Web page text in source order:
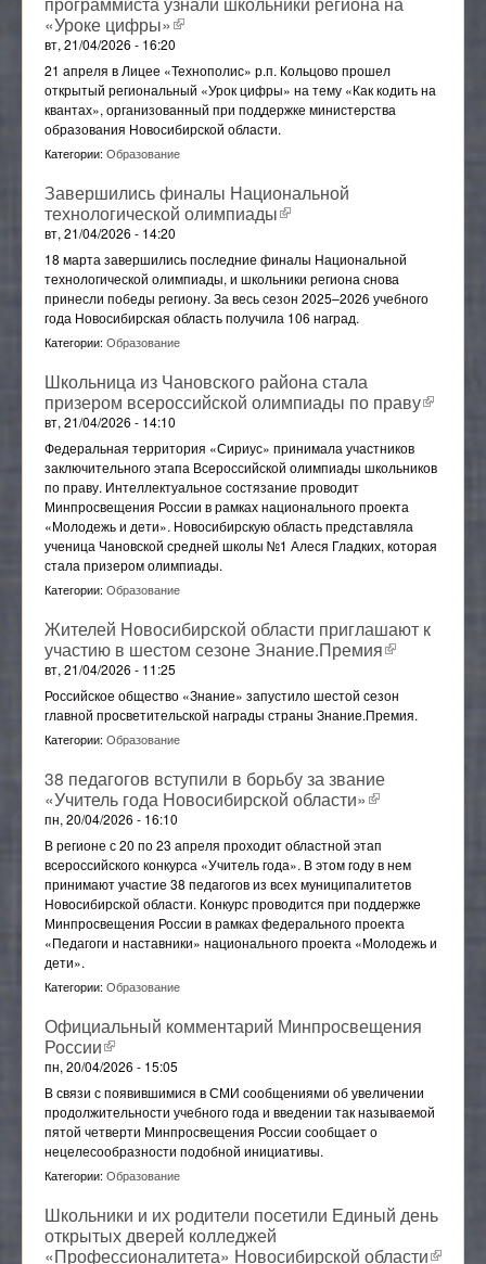
обучающихся
Доступная среда
Международное сотрудничество
Стипендии и иные виды материальной поддержки
обучающихся
Организация питания в образовательной
организации
Ресурсный центр
Социально-психологическая помощь
Отраслевой методический совет
Народный коллектив "ТРИУМФ"
Ветеранская организация
Совет Студентов
Студенческий профсоюз
Профсоюз
Волонтёрский отряд
Студенческий клуб Российского Союза Молодежи
Студенческий спортивный клуб "Локомотив"
Самоорганизация
транспорте
«Уроке цифры»(внешняя ссылка)
вт, 21/04/2026 - 16:20
21 апреля в Лицее «Технополис» р.п. Кольцово прошел
открытый региональный «Урок цифры» на тему «Как кодить на
квантах», организованный при поддержке министерства
образования Новосибирской области.
Категории: Образование
Завершились финалы Национальной
технологической олимпиады(внешняя ссылка)
вт, 21/04/2026 - 14:20
18 марта завершились последние финалы Национальной
технологической олимпиады, и школьники региона снова
принесли победы региону. За весь сезон 2025–2026 учебного
года Новосибирская область получила 106 наград.
Категории: Образование
Школьница из Чановского района стала
призером всероссийской олимпиады по праву
вт, 21/04/2026 - 14:10
Федеральная территория «Сириус» принимала участников
заключительного этапа Всероссийской олимпиады школьников
по праву. Интеллектуальное состязание проводит
Минпросвещения России в рамках национального проекта
«Молодежь и дети». Новосибирскую область представляла
ученица Чановской средней школы №1 Алеся Гладких, которая
стала призером олимпиады.
Категории: Образование
Жителей Новосибирской области приглашают к
участию в шестом сезоне Знание.Премия(внешняя
вт, 21/04/2026 - 11:25
Российское общество «Знание» запустило шестой сезон
главной просветительской награды страны Знание.Премия.
Категории: Образование
38 педагогов вступили в борьбу за звание
«Учитель года Новосибирской области»(внешняя
пн, 20/04/2026 - 16:10
В регионе с 20 по 23 апреля проходит областной этап
всероссийского конкурса «Учитель года». В этом году в нем
принимают участие 38 педагогов из всех муниципалитетов
Новосибирской области. Конкурс проводится при поддержке
Минпросвещения России в рамках федерального проекта
«Педагоги и наставники» национального проекта «Молодежь и
дети».
Категории: Образование
Официальный комментарий Минпросвещения
России(внешняя ссылка)
пн, 20/04/2026 - 15:05
В связи с появившимися в СМИ сообщениями об увеличении
продолжительности учебного года и введении так называемой
пятой четверти Минпросвещения России сообщает о
нецелесообразности подобной инициативы.
Категории: Образование
Школьники и их родители посетили Единый день
открытых дверей колледжей
«Профессионалитета» Новосибирской области